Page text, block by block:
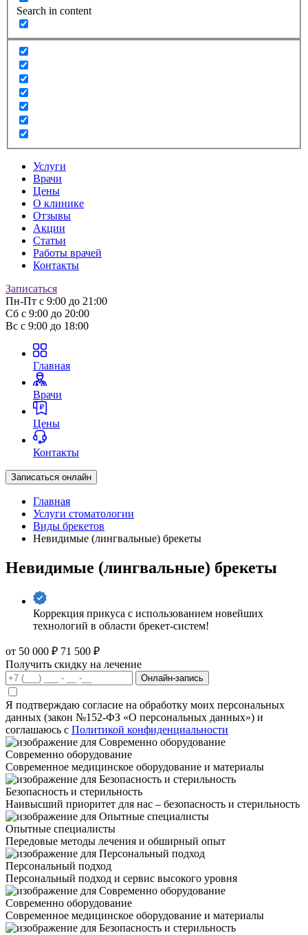
Search in content
Услуги
Врачи
Цены
О клинике
Отзывы
Акции
Статьи
Работы врачей
Контакты
Записаться
Пн-Пт с 9:00 до 21:00
Сб с 9:00 до 20:00
Вс с 9:00 до 18:00
Главная
Врачи
Цены
Контакты
Записаться онлайн
Главная
Услуги стоматологии
Виды брекетов
Невидимые (лингвальные) брекеты
Невидимые (лингвальные) брекеты
Коррекция прикуса с использованием новейших
технологий в области брекет-систем!
от 50 000 ₽ 71 500 ₽
Получить скидку на лечение
Онлайн-запись
Я подтверждаю согласие на обработку моих персональных
данных (закон №152-ФЗ «О персональных данных») и
соглашаюсь с Политикой конфиденциальности
Современно оборудование
Современное медицинское оборудование и материалы
Безопасность и стерильность
Наивысший приоритет для нас – безопасность и стерильность
Опытные специалисты
Передовые методы лечения и обширный опыт
Персональный подход
Персональный подход и сервис высокого уровня
Современно оборудование
Современное медицинское оборудование и материалы